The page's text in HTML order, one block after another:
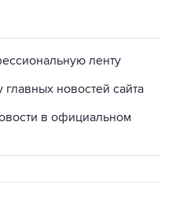
ленту
новостей сайта
в официальном